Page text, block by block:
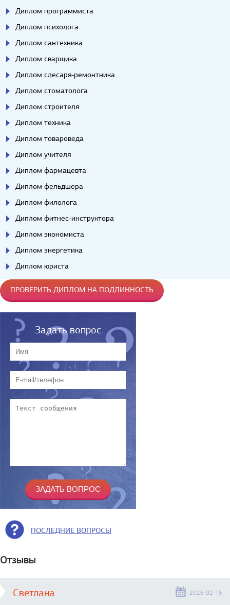
Диплом программиста
Диплом психолога
Диплом сантехника
Диплом сварщика
Диплом слесаря-ремонтника
Диплом стоматолога
Диплом строителя
Диплом техника
Диплом товароведа
Диплом учителя
Диплом фармацевта
Диплом фельдшера
Диплом филолога
Диплом фитнес-инструктора
Диплом экономиста
Диплом энергетика
Диплом юриста
ПРОВЕРИТЬ ДИПЛОМ НА ПОДЛИННОСТЬ
Задать вопрос
ПОСЛЕДНИЕ ВОПРОСЫ
Отзывы
Светлана 2026-02-15